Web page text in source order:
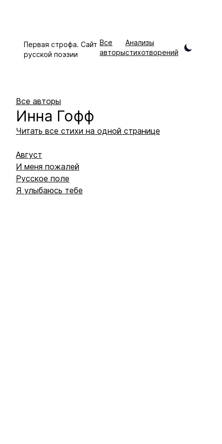
Первая строфа. Сайт
русской поэзии
Все
авторы
Анализы
стихотворений
Все авторы
Инна Гофф
Читать все стихи на одной странице
Август
И меня пожалей
Русское поле
Я улыбаюсь тебе